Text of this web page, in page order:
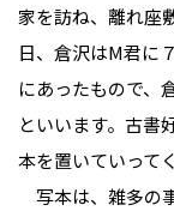
家を訪ね、離れ座
日、倉沢はM君に
にあったもので、
といいます。古書
本を置いていって
写本は、雑多の